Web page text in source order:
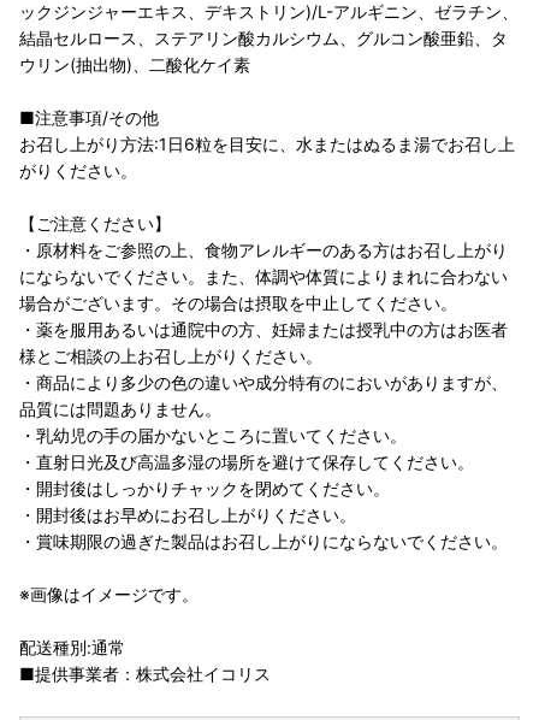
ックジンジャーエキス、デキストリン)/L-アルギニン、ゼラチン、
結晶セルロース、ステアリン酸カルシウム、グルコン酸亜鉛、タ
ウリン(抽出物)、二酸化ケイ素
■注意事項/その他
お召し上がり方法:1日6粒を目安に、水またはぬるま湯でお召し上
がりください。
【ご注意ください】
・原材料をご参照の上、食物アレルギーのある方はお召し上がり
にならないでください。また、体調や体質によりまれに合わない
場合がございます。その場合は摂取を中止してください。
・薬を服用あるいは通院中の方、妊婦または授乳中の方はお医者
様とご相談の上お召し上がりください。
・商品により多少の色の違いや成分特有のにおいがありますが、
品質には問題ありません。
・乳幼児の手の届かないところに置いてください。
・直射日光及び高温多湿の場所を避けて保存してください。
・開封後はしっかりチャックを閉めてください。
・開封後はお早めにお召し上がりください。
・賞味期限の過ぎた製品はお召し上がりにならないでください。
※画像はイメージです。
配送種別:通常
■提供事業者：株式会社イコリス